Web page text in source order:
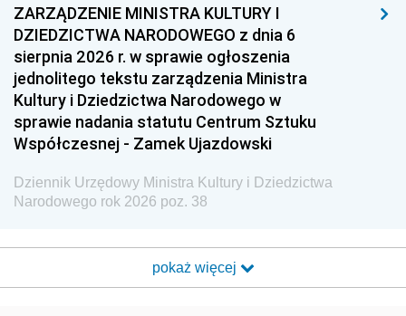
ZARZĄDZENIE MINISTRA KULTURY I
DZIEDZICTWA NARODOWEGO z dnia 6
sierpnia 2026 r. w sprawie ogłoszenia
jednolitego tekstu zarządzenia Ministra
Kultury i Dziedzictwa Narodowego w
sprawie nadania statutu Centrum Sztuku
Współczesnej - Zamek Ujazdowski
Dziennik Urzędowy Ministra Kultury i Dziedzictwa
Narodowego rok 2026 poz. 38
pokaż więcej